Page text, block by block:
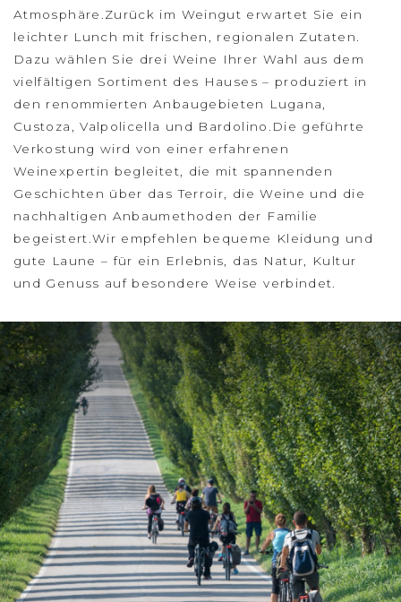
Atmosphäre.Zurück im Weingut erwartet Sie ein
leichter Lunch mit frischen, regionalen Zutaten.
Dazu wählen Sie drei Weine Ihrer Wahl aus dem
vielfältigen Sortiment des Hauses – produziert in
den renommierten Anbaugebieten Lugana,
Custoza, Valpolicella und Bardolino.Die geführte
Verkostung wird von einer erfahrenen
Weinexpertin begleitet, die mit spannenden
Geschichten über das Terroir, die Weine und die
nachhaltigen Anbaumethoden der Familie
begeistert.Wir empfehlen bequeme Kleidung und
gute Laune – für ein Erlebnis, das Natur, Kultur
und Genuss auf besondere Weise verbindet.